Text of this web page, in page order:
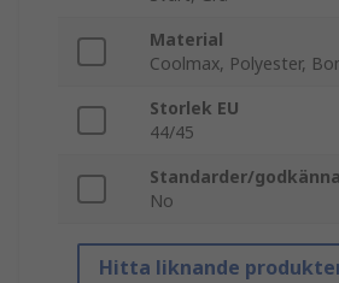
Material
Coolmax, Polyester,
Storlek EU
44/45
Standarder/
No
Hitta liknande